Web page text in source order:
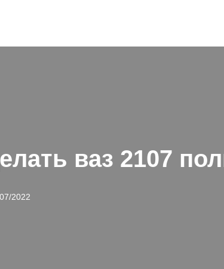
ваз 2107
2022